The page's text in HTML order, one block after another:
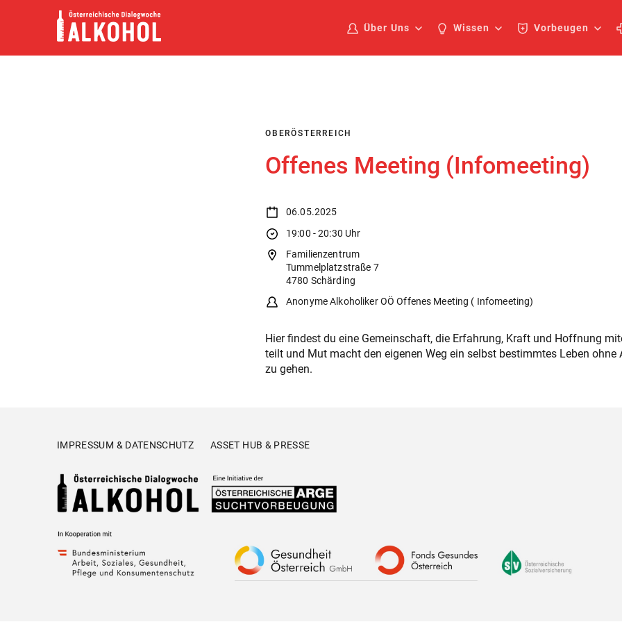
Über Uns Wissen Vorbeugen
OBERÖSTERREICH
Offenes Meeting (Infomeeting)
06.05.2025
19:00 - 20:30 Uhr
Familienzentrum
Tummelplatzstraße 7
4780 Schärding
Anonyme Alkoholiker OÖ Offenes Meeting ( Infomeeting)
Hier findest du eine Gemeinschaft, die Erfahrung, Kraft und Hoffnung
teilt und Mut macht den eigenen Weg ein selbst bestimmtes Leben ohne
zu gehen.
IMPRESSUM & DATENSCHUTZ ASSET HUB & PRESSE